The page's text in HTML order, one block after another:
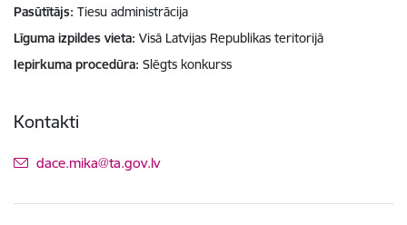
Pasūtītājs Tiesu administrācija
Līguma izpildes vieta Visā Latvijas Republikas teritorijā
Iepirkuma procedūra Slēgts konkurss
Kontakti
E-pasts:
dace.mika@ta.gov.lv